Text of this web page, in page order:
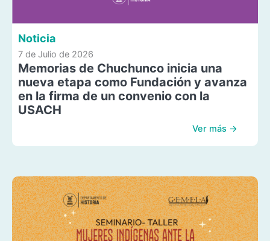
Noticia
7 de Julio de 2026
Memorias de Chuchunco inicia una
nueva etapa como Fundación y avanza
en la firma de un convenio con la
USACH
Ver más →